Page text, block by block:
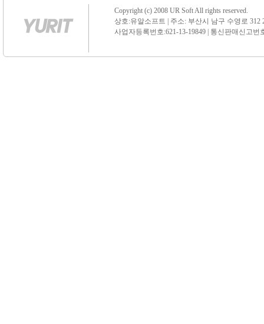
Copyright (c) 2008 UR Soft All rights reserved.
상호:유알소프트 | 주소: 부산시 남구 수영로 312
사업자등록번호:621-13-19849 | 통신판매신고번